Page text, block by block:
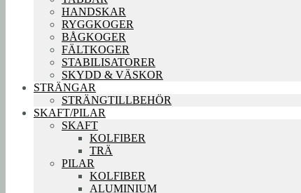
HANDSKAR
RYGGKOGER
BÅGKOGER
FÄLTKOGER
STABILISATORER
SKYDD & VÄSKOR
STRÄNGAR
STRÄNGTILLBEHÖR
SKAFT/PILAR
SKAFT
KOLFIBER
TRÄ
PILAR
KOLFIBER
ALUMINIUM